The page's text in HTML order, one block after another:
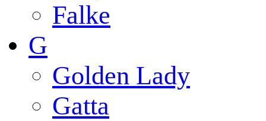
Falke
G
Golden Lady
Gatta